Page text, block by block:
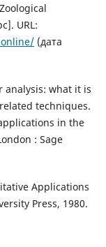
URL:
(дата
analysis: what it is
techniques.
in the
: Sage
Applications
Press, 1980.